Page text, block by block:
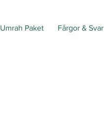
Umrah Paket Fårgor & Svar